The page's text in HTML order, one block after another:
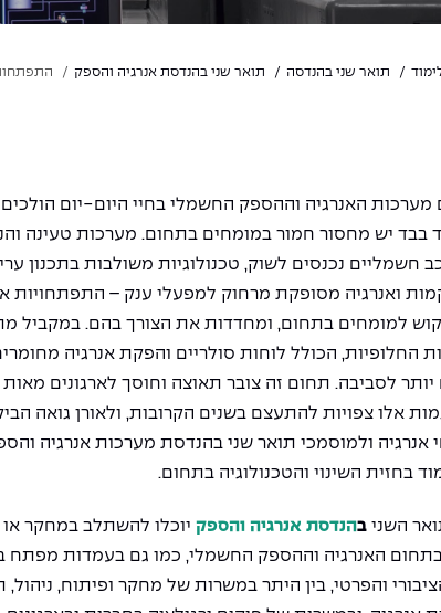
תואר שני בהנדסה תואר שני בהנדסת אנרגיה והספק
מערכות האנרגיה וההספק החשמלי בחיי היום-יום הולכים
בבד יש מחסור חמור במומחים בתחום. מערכות טעינה
חשמליים נכנסים לשוק, טכנולוגיות משולבות בתכנון
ואנרגיה מסופקת מרחוק למפעלי ענק – התפתחויות
למומחים בתחום, ומחדדות את הצורך בהם. במקביל
החלופיות, הכולל לוחות סולריים והפקת אנרגיה
יותר לסביבה. תחום זה צובר תאוצה וחוסך לארגונים מאות
אלו צפויות להתעצם בשנים הקרובות, ולאורן גואה
אנרגיה ולמוסמכי תואר שני בהנדסת מערכות אנרגיה
בחזית השינוי והטכנולוגיה בתחום.
השני בהנדסת אנרגיה והספק יוכלו להשתלב במחקר או
האנרגיה וההספק החשמלי, כמו גם בעמדות מפתח
והפרטי, בין היתר במשרות של מחקר ופיתוח, ניהול,